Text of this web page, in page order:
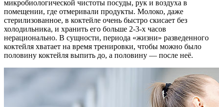
микробиологической чистоты посуды, рук и воздуха в
помещении, где отмеривали продукты. Молоко, даже
стерилизованное, в коктейле очень быстро скисает без
холодильника, и хранить его больше 2-3-х часов
нерационально. В сущности, периода «жизни» разведенного
коктейля хватает на время тренировки, чтобы можно было
половину коктейля выпить до, а половину — после неё.